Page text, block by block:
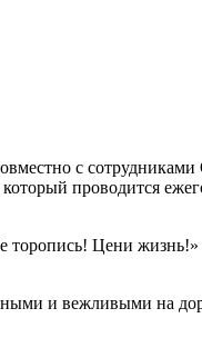
с
проводится
торопись! Цени
и вежливыми на